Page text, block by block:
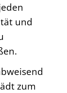
und
zum